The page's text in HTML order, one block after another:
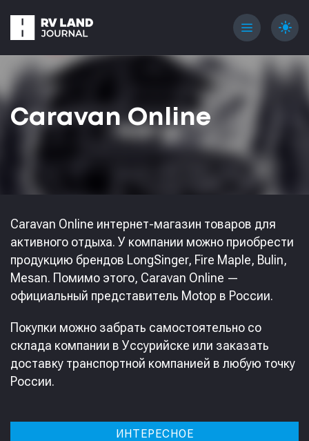
menu light_mode
Caravan Online
Caravan Online интернет-магазин товаров для
активного отдыха. У компании можно приобрести
продукцию брендов LongSinger, Fire Maple, Bulin,
Mesan. Помимо этого, Caravan Online —
официальный представитель Motop в России.
Покупки можно забрать самостоятельно со
склада компании в Уссурийске или заказать
доставку транспортной компанией в любую точку
России.
ИНТЕРЕСНОЕ